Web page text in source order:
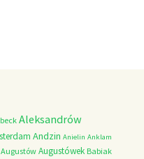
Aleksandrów
Andzin Anielin Anklam
Augustów Augustówek Babiak